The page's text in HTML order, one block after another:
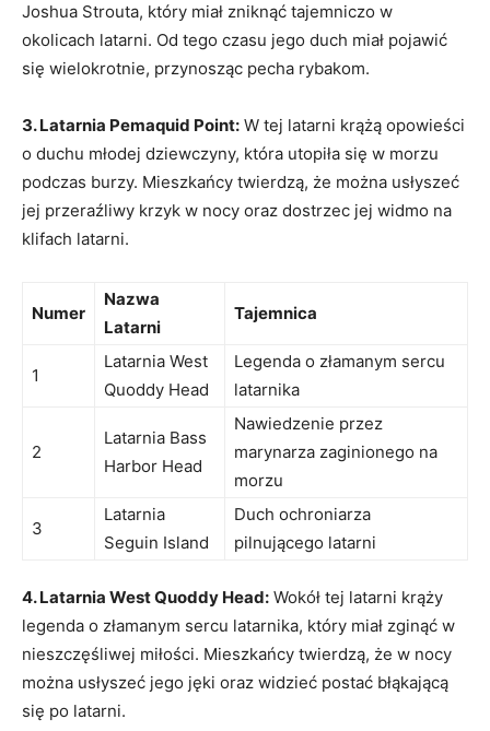
Joshua Strouta, ⁤który miał zniknąć tajemniczo w
okolicach latarni. ⁤Od tego czasu jego duch miał⁤ pojawić⁣
się ⁤wielokrotnie, przynosząc⁤ pecha rybakom.
3. Latarnia Pemaquid Point: W‍ tej ⁣latarni ‍krążą opowieści
o duchu młodej ​dziewczyny, która utopiła się w morzu‌
podczas burzy. Mieszkańcy twierdzą, że można usłyszeć
jej ​przeraźliwy krzyk w nocy oraz dostrzec jej widmo na
klifach latarni.
Numer
Nazwa
Latarni
Tajemnica
1
Latarnia West
Quoddy Head
Legenda o ⁣złamanym sercu
latarnika
2
Latarnia Bass
Harbor Head
Nawiedzenie przez
marynarza zaginionego na
⁢morzu
3
Latarnia
Seguin Island
Duch ochroniarza⁤
pilnującego ​latarni
4. Latarnia⁣ West‍ Quoddy Head: Wokół tej latarni⁣ krąży
legenda o złamanym sercu latarnika, który miał⁤ zginąć w
nieszczęśliwej​ miłości. Mieszkańcy twierdzą,⁣ że w ⁣nocy
można usłyszeć jego jęki oraz widzieć⁤ postać błąkającą
się po latarni.